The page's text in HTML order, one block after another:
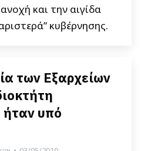
και την αιγίδα
κυβέρνησης.
των Εξαρχείων
ήταν υπό